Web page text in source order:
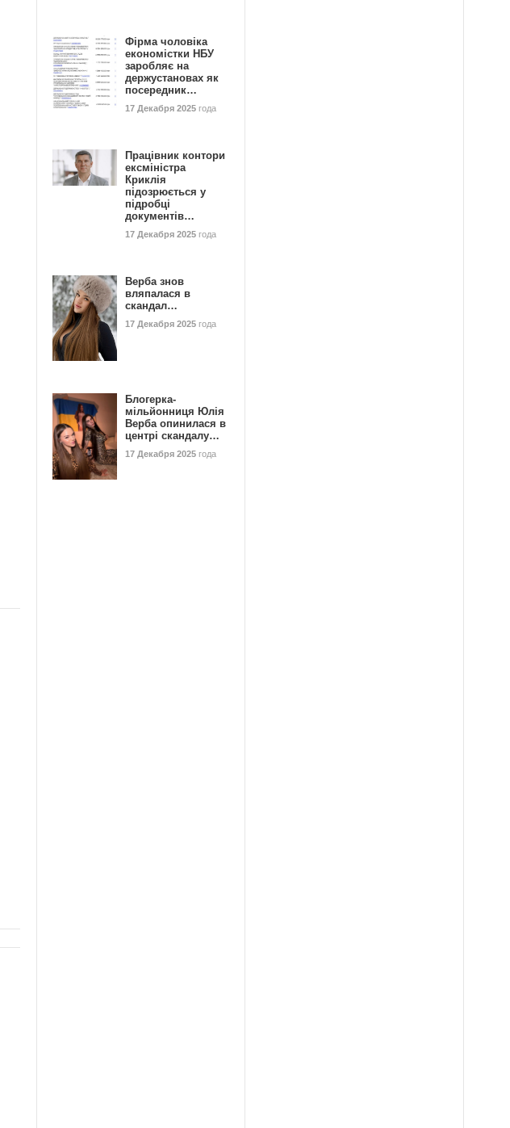
Фірма чоловіка
економістки НБУ
заробляє на
держустановах як
посередник…
17 Декабря 2025 года
Працівник контори
ексміністра
Криклія
підозрюється у
підробці
документів…
17 Декабря 2025 года
Верба знов
вляпалася в
скандал…
17 Декабря 2025 года
Блогерка-
мільйонниця Юлія
Верба опинилася в
центрі скандалу…
17 Декабря 2025 года